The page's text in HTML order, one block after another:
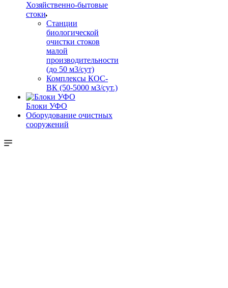
Хозяйственно-бытовые
стоки
Станции
биологической
очистки стоков
малой
производительности
(до 50 м3/сут)
Комплексы КОС-
ВК (50-5000 м3/сут.)
Блоки УФО
Оборудование очистных
сооружений